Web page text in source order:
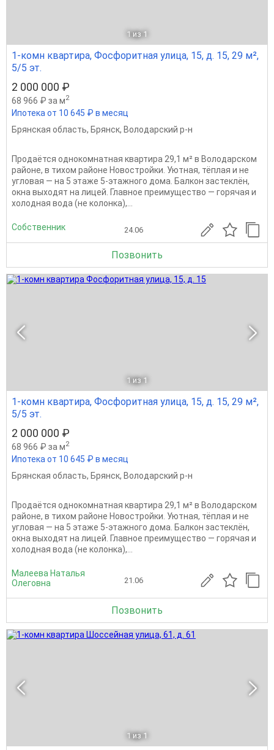
1 из 1
1-комн квартира, Фосфоритная улица, 15, д. 15, 29 м²,
5/5 эт.
2 000 000 ₽
68 966 ₽ за м2
Ипотека от 10 645 ₽ в месяц
Брянская область, Брянск, Володарский р-н
Продаётся однокомнатная квартира 29,1 м² в Володарском
районе, в тихом районе Новостройки. Уютная, тёплая и не
угловая — на 5 этаже 5-этажного дома. Балкон застеклён,
окна выходят на лицей. Главное преимущество — горячая и
холодная вода (не колонка),...
Собственник 24.06
Позвонить
1 из 1
1-комн квартира, Фосфоритная улица, 15, д. 15, 29 м²,
5/5 эт.
2 000 000 ₽
68 966 ₽ за м2
Ипотека от 10 645 ₽ в месяц
Брянская область, Брянск, Володарский р-н
Продаётся однокомнатная квартира 29,1 м² в Володарском
районе, в тихом районе Новостройки. Уютная, тёплая и не
угловая — на 5 этаже 5-этажного дома. Балкон застеклён,
окна выходят на лицей. Главное преимущество — горячая и
холодная вода (не колонка),...
Малеева Наталья
Олеговна
21.06
Позвонить
1 из 1